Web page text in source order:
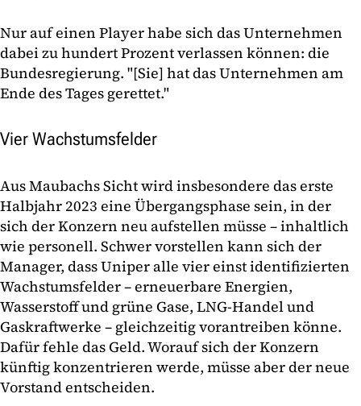
Nur auf einen Player habe sich das Unternehmen
dabei zu hundert Prozent verlassen können: die
Bundesregierung. "[Sie] hat das Unternehmen am
Ende des Tages gerettet."
Vier Wachstumsfelder
Aus Maubachs Sicht wird insbesondere das erste
Halbjahr 2023 eine Übergangsphase sein, in der
sich der Konzern neu aufstellen müsse – inhaltlich
wie personell. Schwer vorstellen kann sich der
Manager, dass Uniper alle vier einst identifizierten
Wachstumsfelder – erneuerbare Energien,
Wasserstoff und grüne Gase, LNG-Handel und
Gaskraftwerke – gleichzeitig vorantreiben könne.
Dafür fehle das Geld. Worauf sich der Konzern
künftig konzentrieren werde, müsse aber der neue
Vorstand entscheiden.